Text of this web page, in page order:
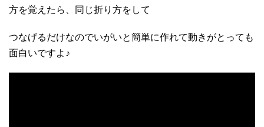
方を覚えたら、同じ折り方をして
つなげるだけなのでいがいと簡単に作れて動きがとっても
面白いですよ♪